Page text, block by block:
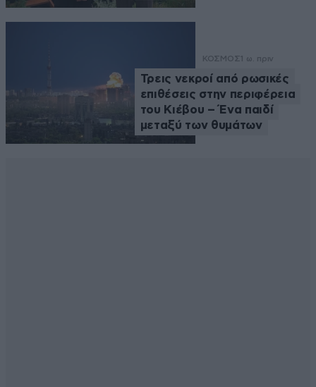
ΚΟΣΜΟΣ 1 ω. πριν
Τρεις νεκροί από ρωσικές
επιθέσεις στην περιφέρεια
του Κιέβου – Ένα παιδί
μεταξύ των θυμάτων